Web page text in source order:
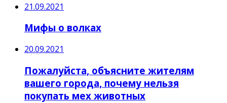
21.09.2021
Мифы о волках
20.09.2021
Пожалуйста, объясните жителям
вашего города, почему нельзя
покупать мех животных